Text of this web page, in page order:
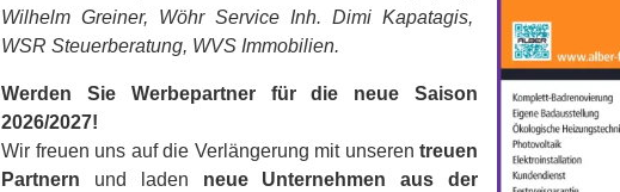
Wilhelm Greiner, Wöhr Service Inh. Dimi Kapatagis,
WSR Steuerberatung, WVS Immobilien.
Werden Sie Werbepartner für die neue Saison
2026/2027!
Wir freuen uns auf die Verlängerung mit unseren treuen
Partnern und laden neue Unternehmen aus der